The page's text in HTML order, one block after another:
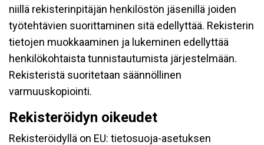
niillä rekisterinpitäjän henkilöstön jäsenillä joiden
työtehtävien suorittaminen sitä edellyttää. Rekisterin
tietojen muokkaaminen ja lukeminen edellyttää
henkilökohtaista tunnistautumista järjestelmään.
Rekisteristä suoritetaan säännöllinen
varmuuskopiointi.
Rekisteröidyn oikeudet
Rekisteröidyllä on EU: tietosuoja-asetuksen